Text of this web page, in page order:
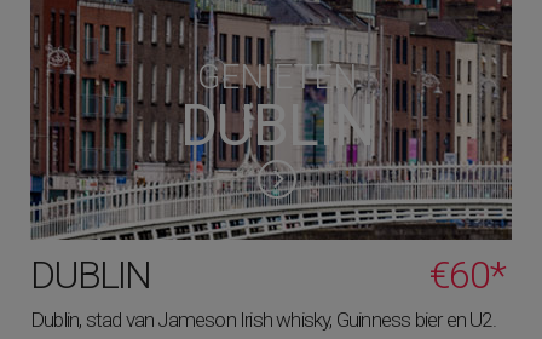
GENIETEN
DUBLIN
DUBLIN €60*
Dublin, stad van Jameson Irish whisky, Guinness bier en U2.